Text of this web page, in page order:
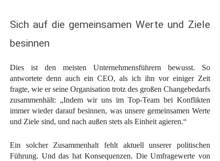
Sich auf die gemeinsamen Werte und Ziele
besinnen
Dies ist den meisten Unternehmensführern bewusst. So
antwortete denn auch ein CEO, als ich ihn vor einiger Zeit
fragte, wie er seine Organisation trotz des großen Changebedarfs
zusammenhält: „Indem wir uns im Top-Team bei Konflikten
immer wieder darauf besinnen, was unsere gemeinsamen Werte
und Ziele sind, und nach außen stets als Einheit agieren.“
Ein solcher Zusammenhalt fehlt aktuell unserer politischen
Führung. Und das hat Konsequenzen. Die Umfragewerte von